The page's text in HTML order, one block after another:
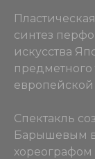
синтез
искусства
предметного
Спектакль
Барышевым в